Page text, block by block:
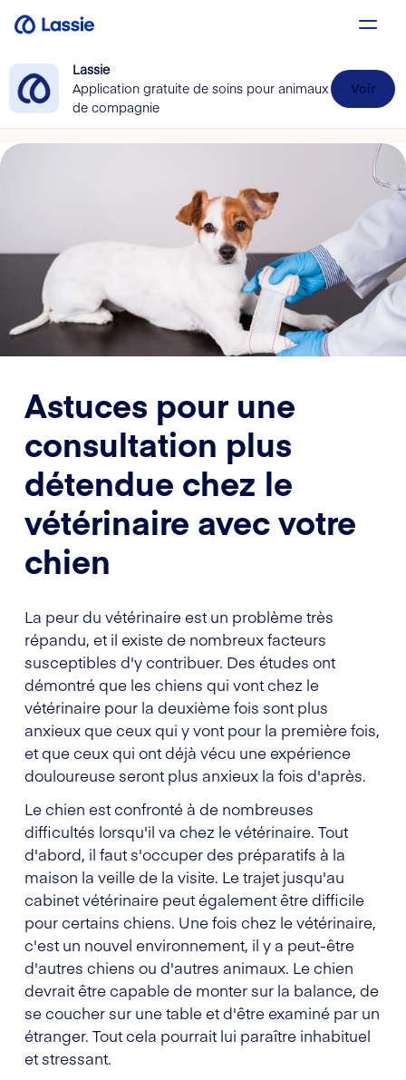
Lassie
Application gratuite de soins pour animaux
de compagnie
Voir
Astuces pour une
consultation plus
détendue chez le
vétérinaire avec votre
chien
La peur du vétérinaire est un problème très
répandu, et il existe de nombreux facteurs
susceptibles d'y contribuer. Des études ont
démontré que les chiens qui vont chez le
vétérinaire pour la deuxième fois sont plus
anxieux que ceux qui y vont pour la première fois,
et que ceux qui ont déjà vécu une expérience
douloureuse seront plus anxieux la fois d'après.
Le chien est confronté à de nombreuses
difficultés lorsqu'il va chez le vétérinaire. Tout
d'abord, il faut s'occuper des préparatifs à la
maison la veille de la visite. Le trajet jusqu'au
cabinet vétérinaire peut également être difficile
pour certains chiens. Une fois chez le vétérinaire,
c'est un nouvel environnement, il y a peut-être
d'autres chiens ou d'autres animaux. Le chien
devrait être capable de monter sur la balance, de
se coucher sur une table et d'être examiné par un
étranger. Tout cela pourrait lui paraître inhabituel
et stressant.